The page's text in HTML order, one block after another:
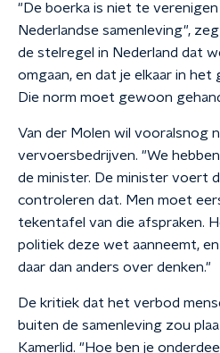
"De boerka is niet te
Nederlandse samenleving",
de stelregel in Nederland dat
omgaan, en dat je elkaar in het
Die norm moet gewoon
Van der Molen wil vooralsnog
vervoersbedrijven. "We
de minister. De minister voert
controleren dat. Men moet
tekentafel van die afspraken.
politiek deze wet aanneemt,
daar dan anders over denken."
De kritiek dat het verbod
buiten de samenleving zou
Kamerlid. "Hoe ben je